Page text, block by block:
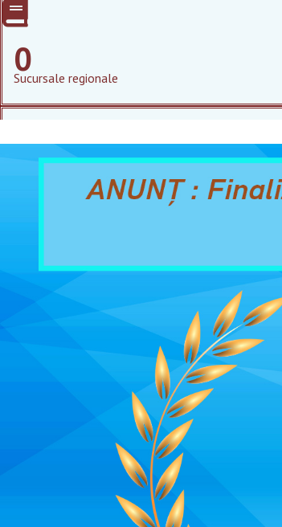
0
Sucursale regionale
Programe autorizate